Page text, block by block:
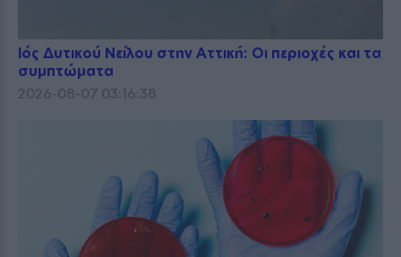
Ιός Δυτικού Νείλου στην Αττική: Οι περιοχές και τα
συμπτώματα
2026-08-07 03:16:38